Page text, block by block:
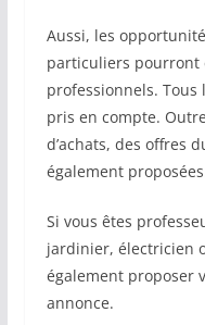
Aussi, les
particuliers pourront
professionnels.
pris en compte.
d’achats, des offres
également
Si vous êtes
jardinier, électricien
également proposer
annonce.